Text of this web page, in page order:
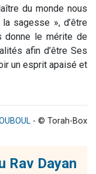
du monde nous
sagesse », d’être
donne le mérite de
afin d’être Ses
un esprit apaisé et
- © Torah-Box
Rav Dayan